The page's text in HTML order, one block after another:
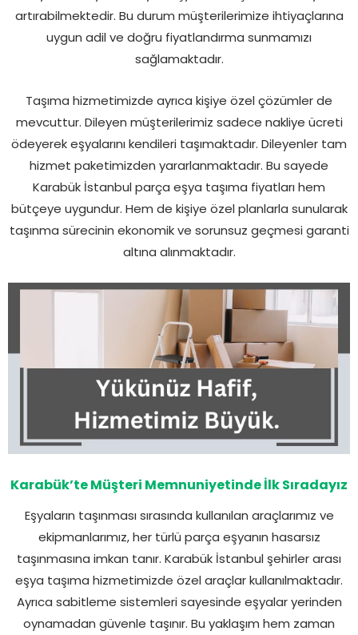
artırabilmektedir. Bu durum müşterilerimize ihtiyaçlarına
uygun adil ve doğru fiyatlandırma sunmamızı
sağlamaktadır.
Taşıma hizmetimizde ayrıca kişiye özel çözümler de
mevcuttur. Dileyen müşterilerimiz sadece nakliye ücreti
ödeyerek eşyalarını kendileri taşımaktadır. Dileyenler tam
hizmet paketimizden yararlanmaktadır. Bu sayede
Karabük İstanbul parça eşya taşıma fiyatları hem
bütçeye uygundur. Hem de kişiye özel planlarla sunularak
taşınma sürecinin ekonomik ve sorunsuz geçmesi garanti
altına alınmaktadır.
Karabük’te Müşteri Memnuniyetinde İlk Sıradayız
Eşyaların taşınması sırasında kullanılan araçlarımız ve
ekipmanlarımız, her türlü parça eşyanın hasarsız
taşınmasına imkan tanır. Karabük İstanbul şehirler arası
eşya taşıma hizmetimizde özel araçlar kullanılmaktadır.
Ayrıca sabitleme sistemleri sayesinde eşyalar yerinden
oynamadan güvenle taşınır. Bu yaklaşım hem zaman